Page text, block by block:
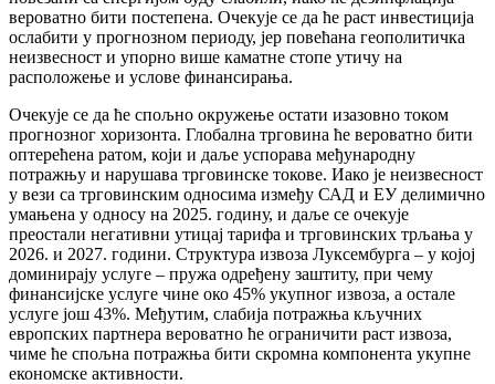
вероватно бити постепена. Очекује се да ће раст инвестиција
ослабити у прогнозном периоду, јер повећана геополитичка
неизвесност и упорно више каматне стопе утичу на
расположење и услове финансирања.
Очекује се да ће спољно окружење остати изазовно током
прогнозног хоризонта. Глобална трговина ће вероватно бити
оптерећена ратом, који и даље успорава међународну
потражњу и нарушава трговинске токове. Иако је неизвесност
у вези са трговинским односима између САД и ЕУ делимично
умањена у односу на 2025. годину, и даље се очекује
преостали негативни утицај тарифа и трговинских трљања у
2026. и 2027. години. Структура извоза Луксембурга – у којој
доминирају услуге – пружа одређену заштиту, при чему
финансијске услуге чине око 45% укупног извоза, а остале
услуге још 43%. Међутим, слабија потражња кључних
европских партнера вероватно ће ограничити раст извоза,
чиме ће спољна потражња бити скромна компонента укупне
економске активности.